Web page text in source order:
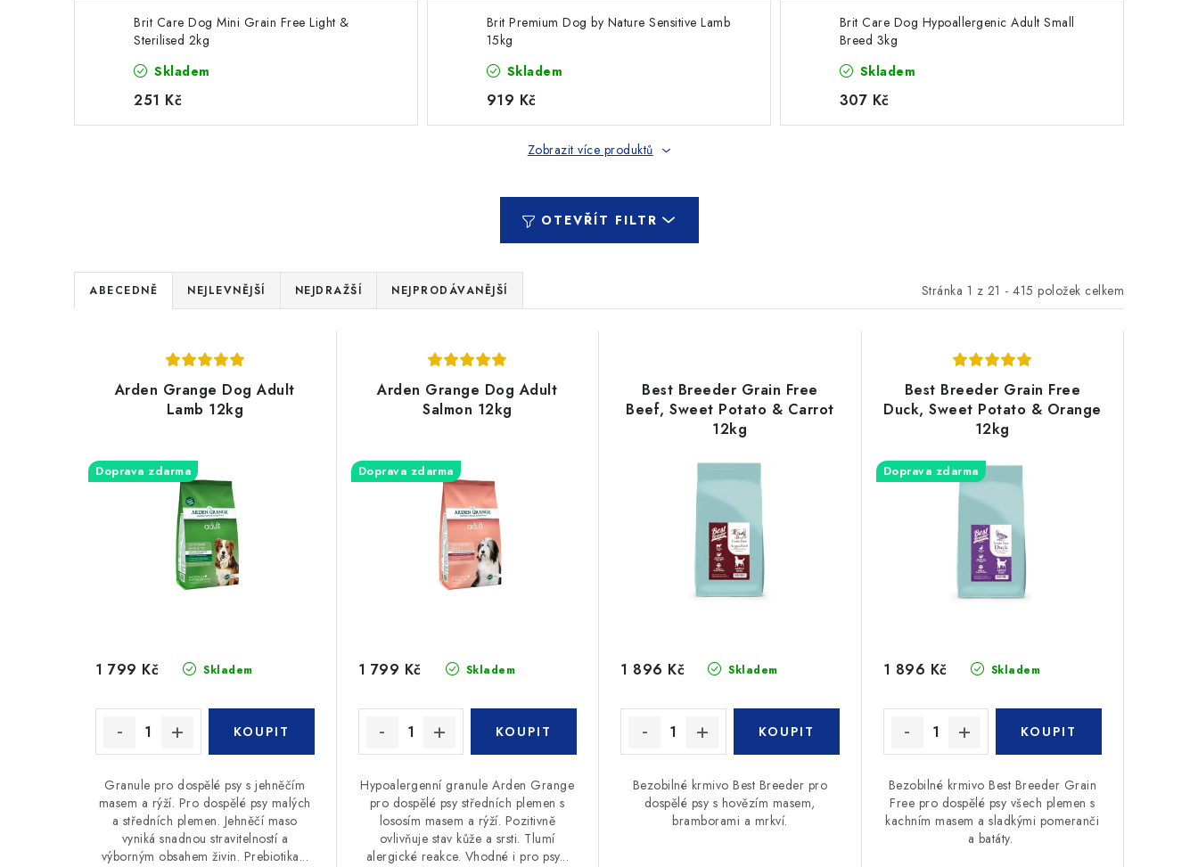
Brit Care Dog Mini Grain Free Light &
Sterilised 2kg
Skladem
251 Kč
Brit Premium Dog by Nature Sensitive Lamb
15kg
Skladem
919 Kč
Brit Care Dog Hypoallergenic Adult Small
Breed 3kg
Skladem
307 Kč
Zobrazit více produktů
OTEVŘÍT FILTR
Stránka 1 z 21 - 415 položek celkem
Ř
a
p
ABECEDNĚ NEJLEVNĚJŠÍ NEJDRAŽŠÍ NEJPRODÁVANĚJŠÍ
Arden Grange Dog Adult
Lamb 12kg
Doprava zdarma
Skladem
1 799 Kč
Granule pro dospělé psy s jehněčím
masem a rýží. Pro dospělé psy malých
a středních plemen. Jehněčí maso
vyniká snadnou stravitelností a
výborným obsahem živin. Prebiotika...
Arden Grange Dog Adult
Salmon 12kg
Doprava zdarma
Skladem
1 799 Kč
Hypoalergenní granule Arden Grange
pro dospělé psy středních plemen s
lososím masem a rýží. Pozitivně
ovlivňuje stav kůže a srsti. Tlumí
alergické reakce. Vhodné i pro psy...
Best Breeder Grain Free
Beef, Sweet Potato & Carrot
12kg
Skladem
1 896 Kč
Bezobilné krmivo Best Breeder pro
dospělé psy s hovězím masem,
bramborami a mrkví.
Best Breeder Grain Free
Duck, Sweet Potato & Orange
12kg
Doprava zdarma
Skladem
1 896 Kč
Bezobilné krmivo Best Breeder Grain
Free pro dospělé psy všech plemen s
kachním masem a sladkými pomeranči
a batáty.